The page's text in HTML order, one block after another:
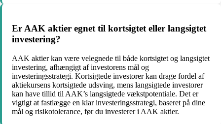
Er AAK aktier egnet til kortsigtet eller langsigtet
investering?
AAK aktier kan være velegnede til både kortsigtet og langsigtet
investering, afhængigt af investorens mål og
investeringsstrategi. Kortsigtede investorer kan drage fordel af
aktiekursens kortsigtede udsving, mens langsigtede investorer
kan have tillid til AAK’s langsigtede vækstpotentiale. Det er
vigtigt at fastlægge en klar investeringsstrategi, baseret på dine
mål og risikotolerance, før du investerer i AAK aktier.